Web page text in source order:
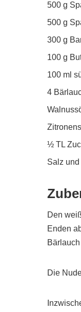
500 g
500 g
300 g
100 g
100 ml
4
½ TL
Salz und
Den
Enden
Die